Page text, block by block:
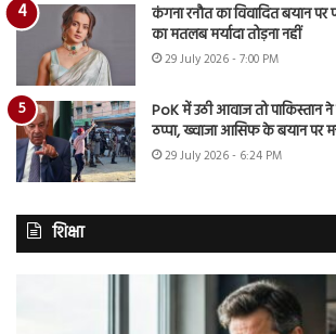
कंगना रनौत का विवादित बयान
का मतलब मर्यादा तोड़ना नहीं
29 July 2026 - 7:00 PM
PoK में उठी आवाज तो पाकिस्तान ने
ठप्पा, ख्वाजा आसिफ के बयान पर
29 July 2026 - 6:24 PM
शिक्षा